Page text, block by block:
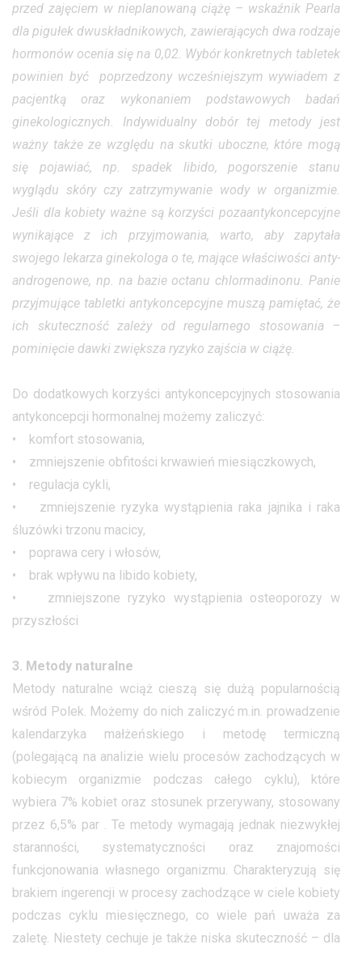
przed zajęciem w nieplanowaną ciążę – wskaźnik Pearla
dla pigułek dwuskładnikowych, zawierających dwa rodzaje
hormonów ocenia się na 0,02. Wybór konkretnych tabletek
powinien być poprzedzony wcześniejszym wywiadem z
pacjentką oraz wykonaniem podstawowych badań
ginekologicznych. Indywidualny dobór tej metody jest
ważny także ze względu na skutki uboczne, które mogą
się pojawiać, np. spadek libido, pogorszenie stanu
wyglądu skóry czy zatrzymywanie wody w organizmie.
Jeśli dla kobiety ważne są korzyści pozaantykoncepcyjne
wynikające z ich przyjmowania, warto, aby zapytała
swojego lekarza ginekologa o te, mające właściwości anty-
androgenowe, np. na bazie octanu chlormadinonu. Panie
przyjmujące tabletki antykoncepcyjne muszą pamiętać, że
ich skuteczność zależy od regularnego stosowania –
pominięcie dawki zwiększa ryzyko zajścia w ciążę.
Do dodatkowych korzyści antykoncepcyjnych stosowania
antykoncepcji hormonalnej możemy zaliczyć:
• komfort stosowania,
• zmniejszenie obfitości krwawień miesiączkowych,
• regulacja cykli,
• zmniejszenie ryzyka wystąpienia raka jajnika i raka
śluzówki trzonu macicy,
• poprawa cery i włosów,
• brak wpływu na libido kobiety,
• zmniejszone ryzyko wystąpienia osteoporozy w
przyszłości
3. Metody naturalne
Metody naturalne wciąż cieszą się dużą popularnością
wśród Polek. Możemy do nich zaliczyć m.in. prowadzenie
kalendarzyka małżeńskiego i metodę termiczną
(polegającą na analizie wielu procesów zachodzących w
kobiecym organizmie podczas całego cyklu), które
wybiera 7% kobiet oraz stosunek przerywany, stosowany
przez 6,5% par . Te metody wymagają jednak niezwykłej
staranności, systematyczności oraz znajomości
funkcjonowania własnego organizmu. Charakteryzują się
brakiem ingerencji w procesy zachodzące w ciele kobiety
podczas cyklu miesięcznego, co wiele pań uważa za
zaletę. Niestety cechuje je także niska skuteczność – dla